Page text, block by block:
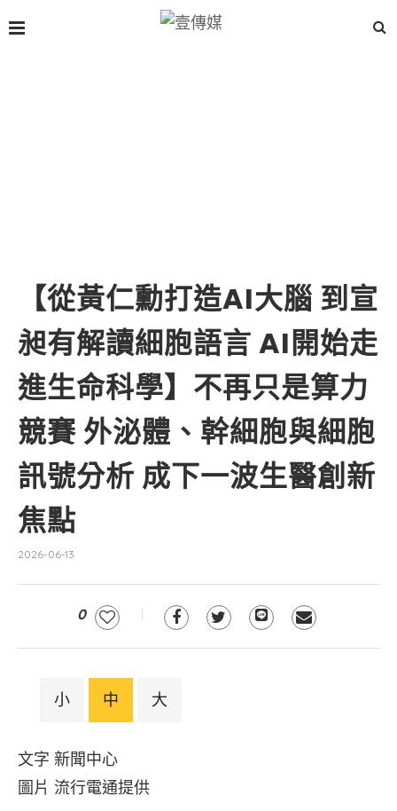
【從黃仁勳打造AI大腦 到宣
昶有解讀細胞語言 AI開始走
進生命科學】不再只是算力
競賽 外泌體、幹細胞與細胞
訊號分析 成下一波生醫創新
焦點
2026-06-13
0
小 中 大
文字 新聞中心
圖片 流行電通提供